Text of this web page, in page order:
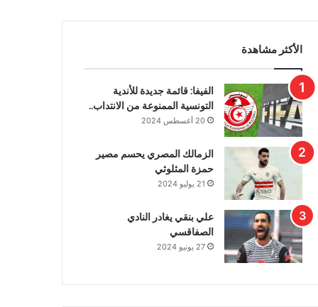
الأكثر مشاهدة
الفيفا: قائمة جديدة للأندية
التونسية الممنوعة من الانتداب..
20 أغسطس 2024
الزمالك المصري يحسم مصير
حمزة المثلوثي
21 يوليو 2024
علي بنقي يغادر النادي
الصفاقسي
27 يونيو 2024